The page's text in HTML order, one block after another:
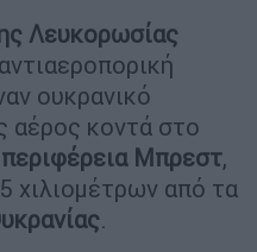
Λευκορωσίας
ουκρανικό
αέρος κοντά στο
περιφέρεια Μπρεστ,
χιλιομέτρων από τα
.